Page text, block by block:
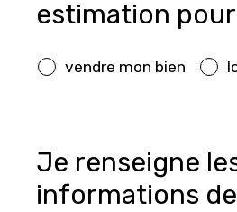
défaut
estimation pour
vendre mon bien
par
défaut
Je renseigne
informations